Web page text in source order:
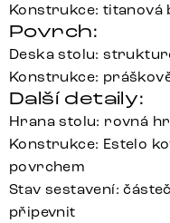
Konstrukce: titanová
Povrch:
Deska stolu:
Konstrukce:
Další detaily:
Hrana stolu: rovná
Konstrukce: Estelo
povrchem
Stav sestavení:
připevnit